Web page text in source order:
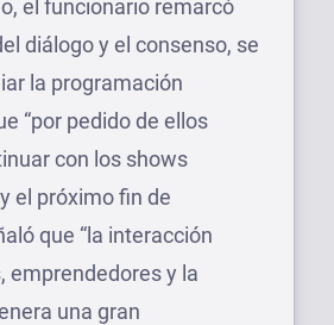
el funcionario remarcó
diálogo y el consenso, se
la programación
“por pedido de ellos
con los shows
el próximo fin de
que “la interacción
emprendedores y la
una gran